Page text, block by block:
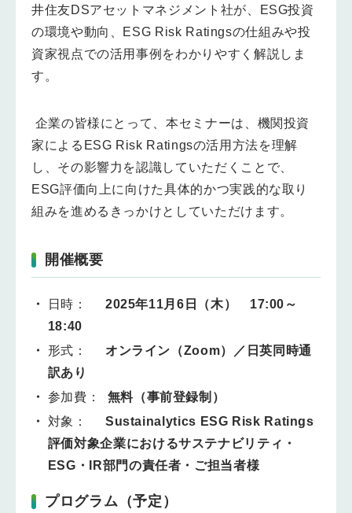
井住友DSアセットマネジメント社が、ESG投資
の環境や動向、ESG Risk Ratingsの仕組みや投
資家視点での活用事例をわかりやすく解説しま
す。
企業の皆様にとって、本セミナーは、機関投資
家によるESG Risk Ratingsの活用方法を理解
し、その影響力を認識していただくことで、
ESG評価向上に向けた具体的かつ実践的な取り
組みを進めるきっかけとしていただけます。
開催概要
日時： 2025年11月6日（木） 17:00～
18:40
形式： オンライン（Zoom）／日英同時通
訳あり
参加費： 無料（事前登録制）
対象： Sustainalytics ESG Risk Ratings
評価対象企業におけるサステナビリティ・
ESG・IR部門の責任者・ご担当者様
プログラム（予定）